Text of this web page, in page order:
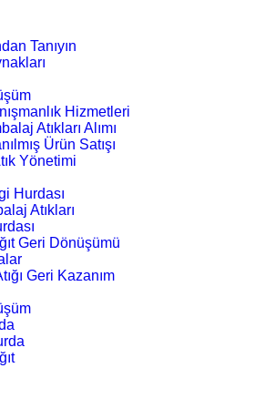
Tanıyın
Hizmetleri
Atıkları Alımı
Ürün Satışı
Yönetimi
Hurdası
Atıkları
Geri Dönüşümü
Geri Kazanım